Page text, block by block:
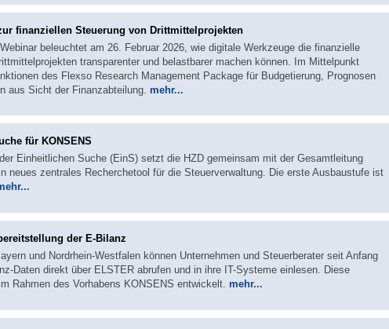
finanziellen Steuerung von Drittmittelprojekten
beleuchtet am 26. Februar 2026, wie digitale Werkzeuge die finanzielle
transparenter und belastbarer machen können. Im Mittelpunkt
des Flexso Research Management Package für Budgetierung, Prognosen
aus Sicht der Finanzabteilung. mehr...
für KONSENS
Einheitlichen Suche (EinS) setzt die HZD gemeinsam mit der Gesamtleitung
neues zentrales Recherchetool für die Steuerverwaltung. Die erste Ausbaustufe ist
der E-Bilanz
und Nordrhein-Westfalen können Unternehmen und Steuerberater seit Anfang
Daten direkt über ELSTER abrufen und in ihre IT-Systeme einlesen. Diese
Rahmen des Vorhabens KONSENS entwickelt. mehr...